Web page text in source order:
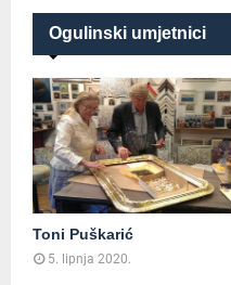
Ogulinski umjetnici
Toni Puškarić
5. lipnja 2020.